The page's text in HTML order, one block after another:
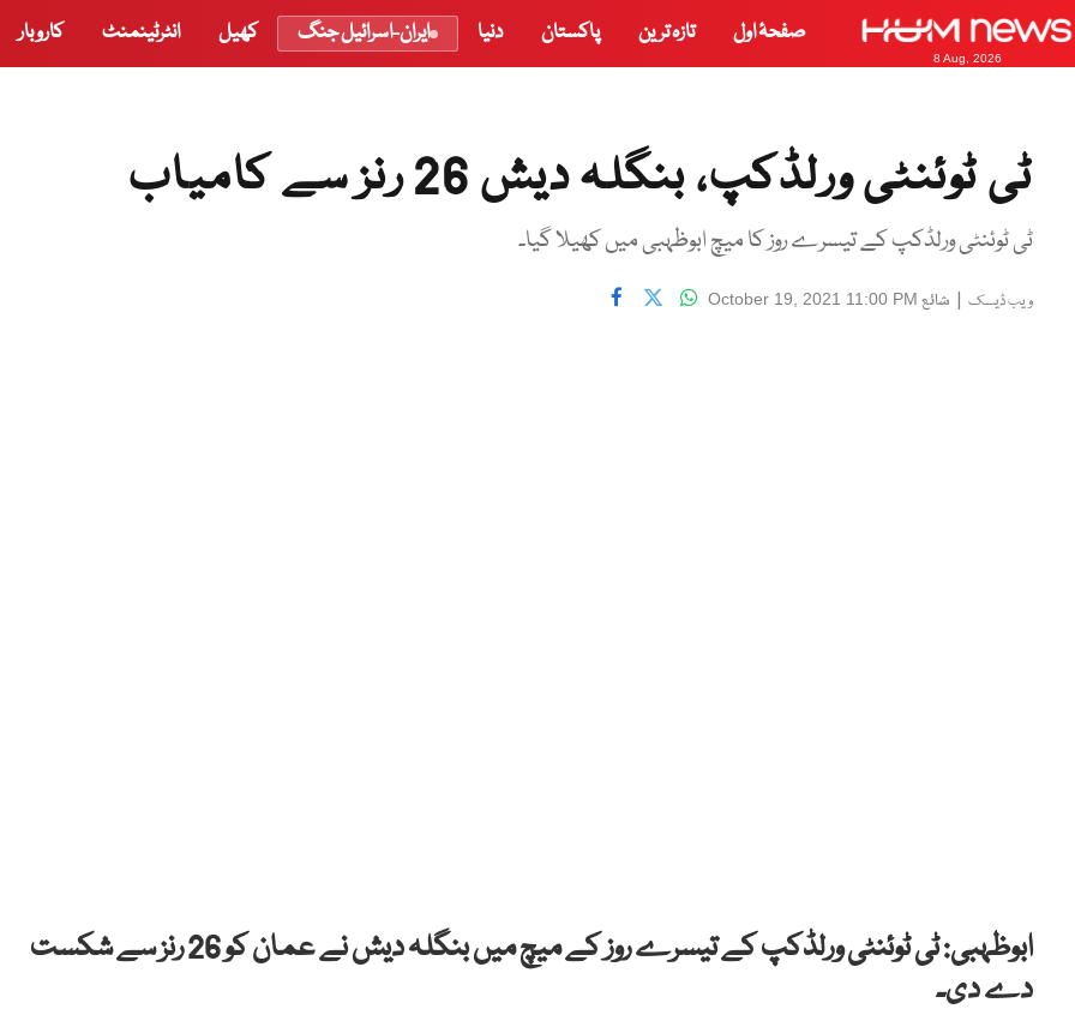
8 Aug, 2026
صفحۂ اول تازہ ترین پاکستان دنیا ایران-اسرائیل جنگ کھیل انٹرٹینمنٹ کاروبار
ٹی ٹوئنٹی ورلڈکپ، بنگلہ دیش 26 رنز سے کامیاب
ٹی ٹوئنٹی ورلڈکپ کے تیسرے روز کا میچ ابوظہبی میں کھیلا گیا۔
ویب ڈیسک | شائع October 19, 2021 11:00 PM
ابوظہبی: ٹی ٹوئنٹی ورلڈکپ کے تیسرے روز کے میچ میں بنگلہ دیش نے عمان کو 26 رنز سے شکست
دے دی۔